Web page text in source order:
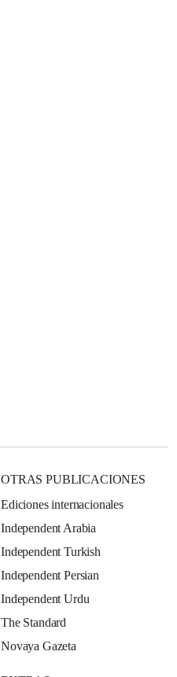
OTRAS PUBLICACIONES
Ediciones internacionales
Independent Arabia
Independent Turkish
Independent Persian
Independent Urdu
The Standard
Novaya Gazeta